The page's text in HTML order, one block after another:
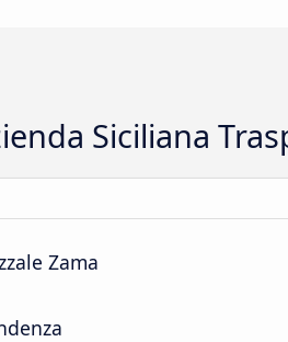
Siciliana
Zama